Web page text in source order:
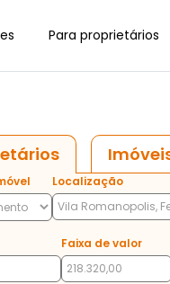
Para proprietários
Localização
Faixa de valor